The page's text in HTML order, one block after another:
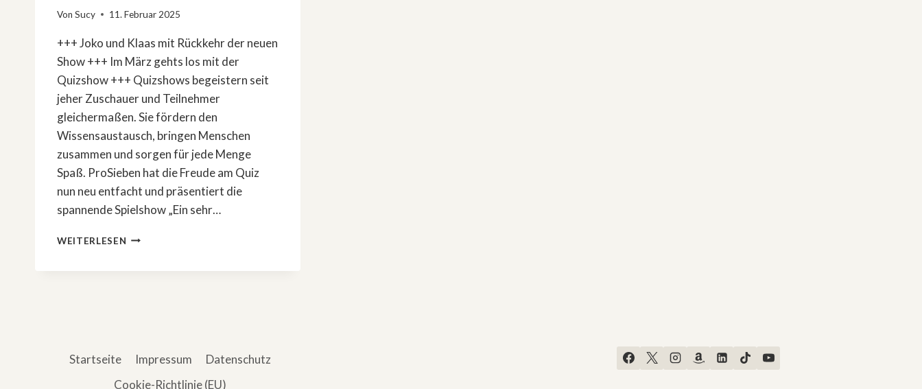
Von Sucy 11. Februar 2025
+++ Joko und Klaas mit Rückkehr der neuen
Show +++ Im März gehts los mit der
Quizshow +++ Quizshows begeistern seit
jeher Zuschauer und Teilnehmer
gleichermaßen. Sie fördern den
Wissensaustausch, bringen Menschen
zusammen und sorgen für jede Menge
Spaß. ProSieben hat die Freude am Quiz
nun neu entfacht und präsentiert die
spannende Spielshow „Ein sehr…
WEITERLESEN BALD
GEWINNSUMME)«
Startseite Impressum
Datenschutz
Cookie-Richtlinie (EU)